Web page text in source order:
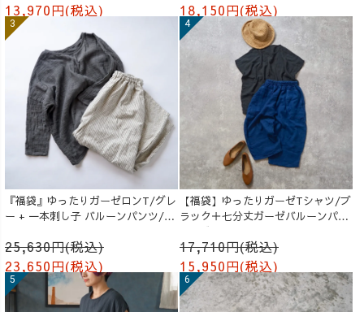
13,970円(税込)
18,150円(税込)
『福袋』ゆったりガーゼロンT/グレ
ー + 一本刺し子 バルーンパンツ/生
25,630円(税込)
23,650円(税込)
【福袋】ゆったりガーゼTシャツ/ブ
ラック＋七分丈ガーゼバルーンパン
ツ /ブルー
17,710円(税込)
15,950円(税込)